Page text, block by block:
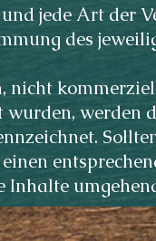
jede Art der
des
werden
Inhalte